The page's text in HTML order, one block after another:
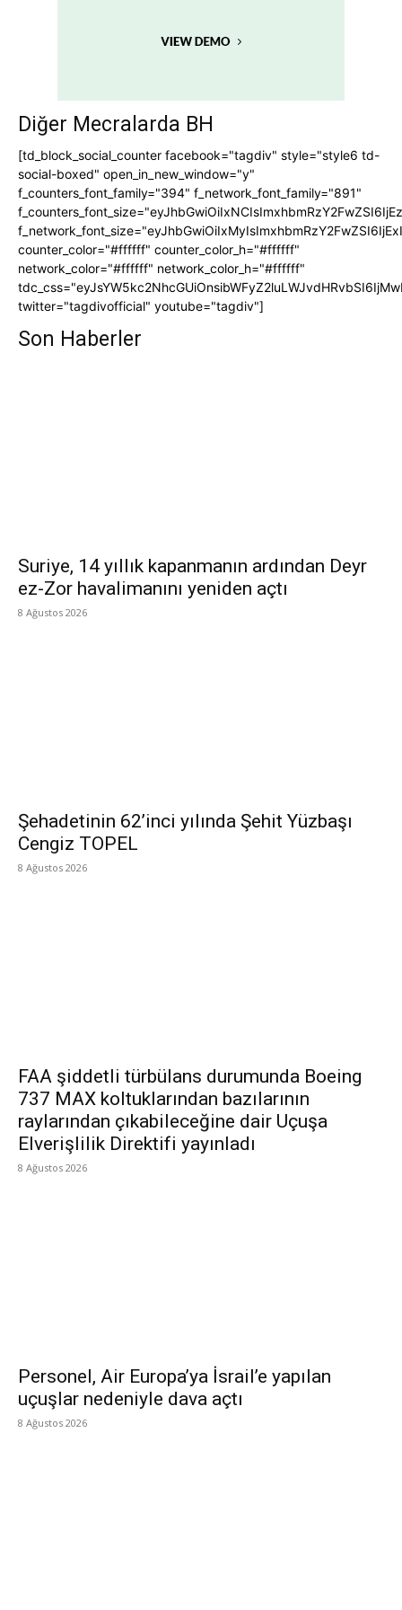
Diğer Mecralarda BH
[td_block_social_counter facebook="tagdiv" style="style6 td-
social-boxed" open_in_new_window="y"
f_counters_font_family="394" f_network_font_family="891"
counter_color="#ffffff" counter_color_h="#ffffff"
network_color="#ffffff" network_color_h="#ffffff"
twitter="tagdivofficial" youtube="tagdiv"]
Son Haberler
Suriye, 14 yıllık kapanmanın ardından Deyr
ez-Zor havalimanını yeniden açtı
8 Ağustos 2026
Şehadetinin 62’inci yılında Şehit Yüzbaşı
Cengiz TOPEL
8 Ağustos 2026
FAA şiddetli türbülans durumunda Boeing
737 MAX koltuklarından bazılarının
raylarından çıkabileceğine dair Uçuşa
Elverişlilik Direktifi yayınladı
8 Ağustos 2026
Personel, Air Europa’ya İsrail’e yapılan
uçuşlar nedeniyle dava açtı
8 Ağustos 2026